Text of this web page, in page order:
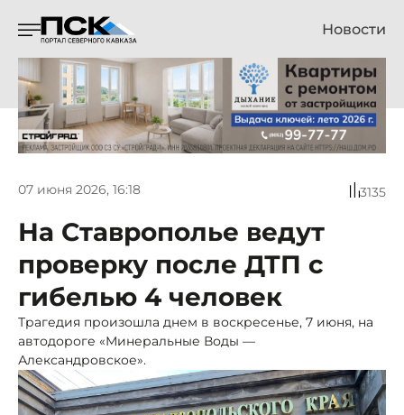
Новости
07 июня 2026, 16:18 3135
На Ставрополье ведут
проверку после ДТП с
гибелью 4 человек
Трагедия произошла днем в воскресенье, 7 июня, на
автодороге «Минеральные Воды —
Александровское».